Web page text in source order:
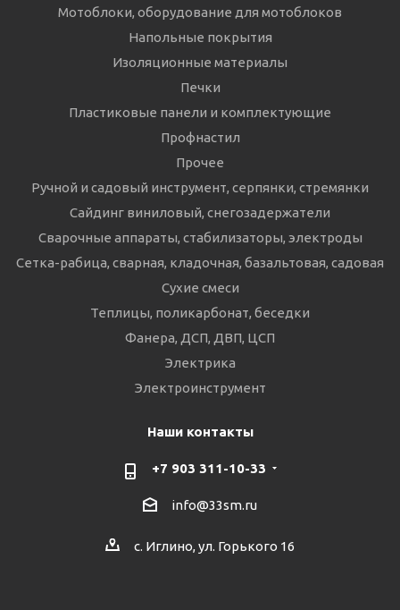
Мотоблоки, оборудование для мотоблоков
Напольные покрытия
Изоляционные материалы
Печки
Пластиковые панели и комплектующие
Профнастил
Прочее
Ручной и садовый инструмент, серпянки, стремянки
Сайдинг виниловый, снегозадержатели
Сварочные аппараты, стабилизаторы, электроды
Сетка-рабица, сварная, кладочная, базальтовая, садовая
Сухие смеси
Теплицы, поликарбонат, беседки
Фанера, ДСП, ДВП, ЦСП
Электрика
Электроинструмент
Наши контакты
+7 903 311-10-33
info@33sm.ru
с. Иглино, ул. Горького 16